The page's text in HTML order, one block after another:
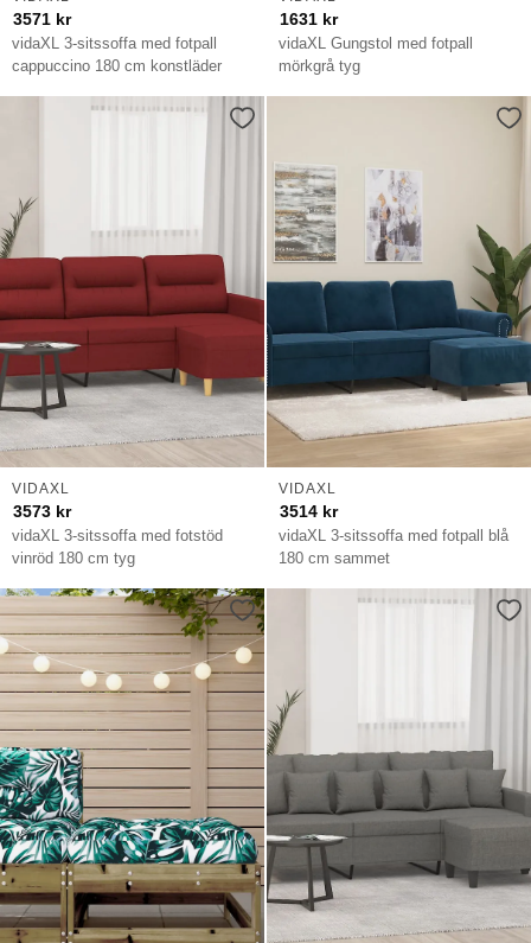
vidaXL 3-sitssoffa med fotpall
cappuccino 180 cm konstläder
3571 kr
vidaXL Gungstol med fotpall
mörkgrå tyg
1631 kr
vidaXL 3-sitssoffa med fotstöd
vinröd 180 cm tyg
VIDAXL
3573 kr
vidaXL 3-sitssoffa med fotpall blå
180 cm sammet
VIDAXL
3514 kr